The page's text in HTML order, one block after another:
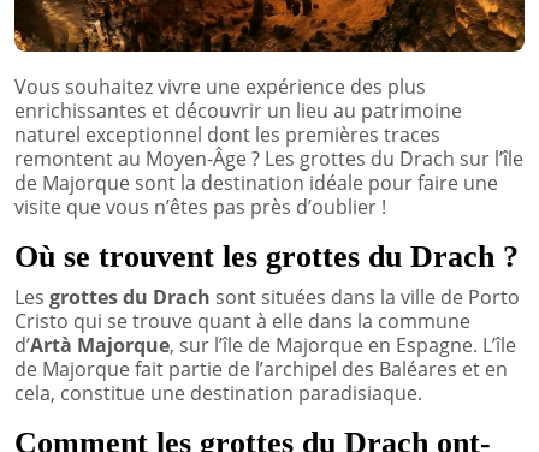
Vous souhaitez vivre une expérience des plus
enrichissantes et découvrir un lieu au patrimoine
naturel exceptionnel dont les premières traces
remontent au Moyen-Âge ? Les grottes du Drach sur l’île
de Majorque sont la destination idéale pour faire une
visite que vous n’êtes pas près d’oublier !
Où se trouvent les grottes du Drach ?
Les grottes du Drach sont situées dans la ville de Porto
Cristo qui se trouve quant à elle dans la commune
d’Artà Majorque, sur l’île de Majorque en Espagne. L’île
de Majorque fait partie de l’archipel des Baléares et en
cela, constitue une destination paradisiaque.
Comment les grottes du Drach ont-